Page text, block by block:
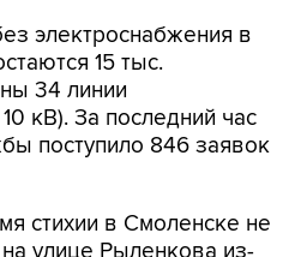
электроснабжения в
15 тыс.
34 линии
кВ). За последний час
поступило 846 заявок
стихии в Смоленске не
улице Рыленкова из-